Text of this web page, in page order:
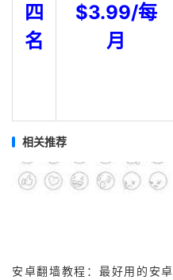
四
名
$3.99/每
月
相关推荐
安卓翻墙教程：最好用的安卓